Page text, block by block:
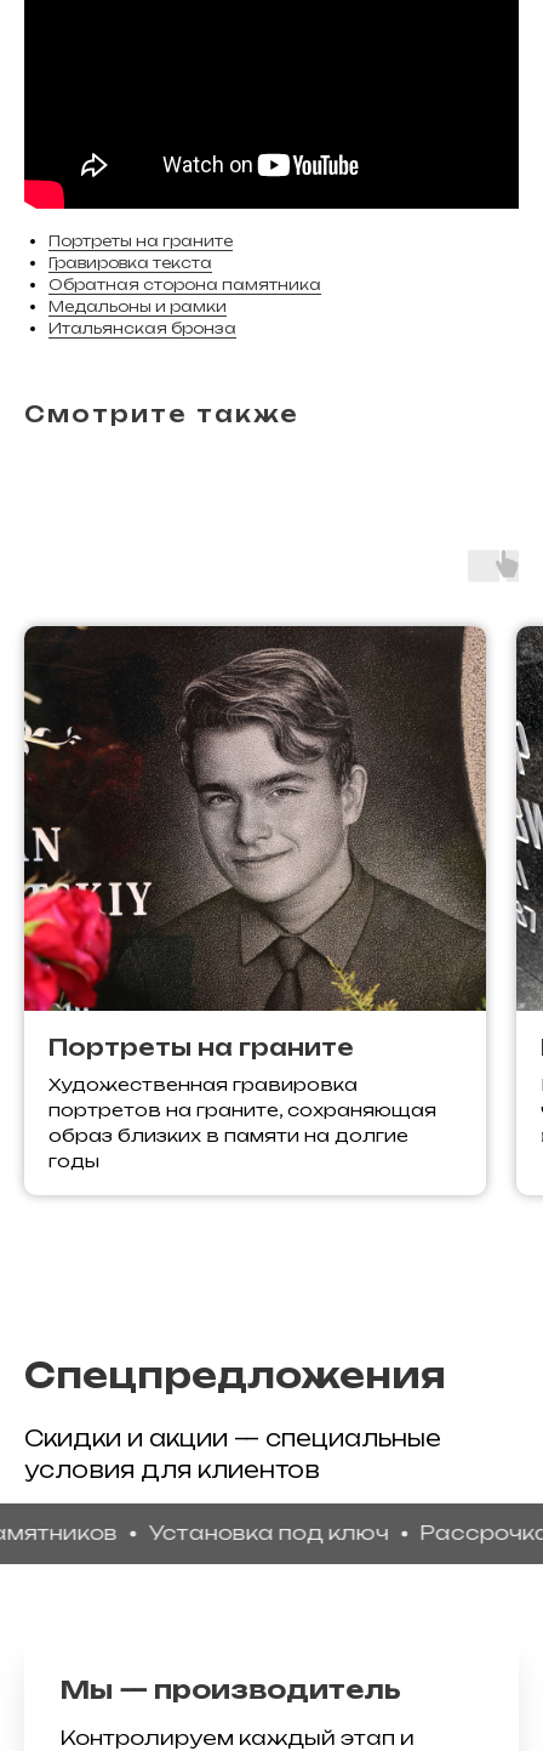
Портреты на граните
Гравировка текста
Обратная сторона памятника
Медальоны и рамки
Итальянская бронза
Смотрите также
Портреты на граните
Художественная гравировка
портретов на граните, сохраняющая
образ близких в памяти на долгие
годы
Спецпредложения
Скидки и акции — специальные
условия для клиентов
Установка под ключ Рассрочка без
Мы — производитель
Контролируем каждый этап и